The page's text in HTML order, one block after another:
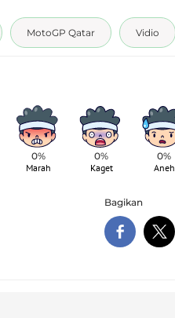
MotoGP Qatar Vidio
0%
Marah
0%
Kaget
0%
Aneh
Bagikan